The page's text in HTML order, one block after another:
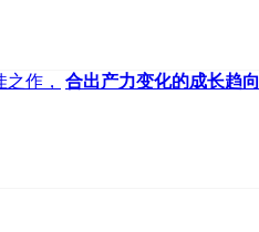
作， 合出产力变化的成长趋向